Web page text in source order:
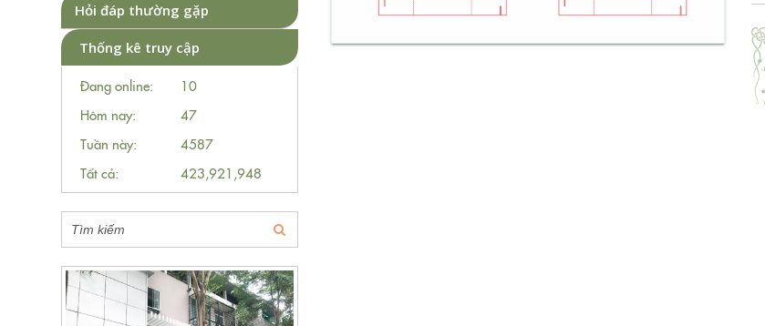
Hỏi đáp thường gặp
Thống kê truy cập
Đang online:
10
Hôm nay:
47
Tuần này:
4587
Tất cả:
423,921,948